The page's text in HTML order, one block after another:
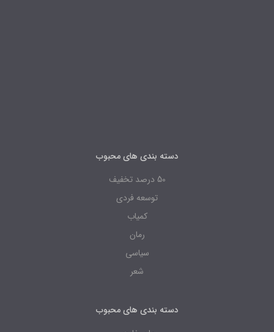
دسته بندی های محبوب
50 درصد تخفیف
توسعه فردی
کمیاب
رمان
سیاسی
شعر
دسته بندی های محبوب